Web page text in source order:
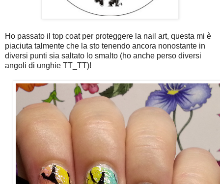
Ho passato il top coat per proteggere la nail art, questa mi è
piaciuta talmente che la sto tenendo ancora nonostante in
diversi punti sia saltato lo smalto (ho anche perso diversi
angoli di unghie TT_TT)!